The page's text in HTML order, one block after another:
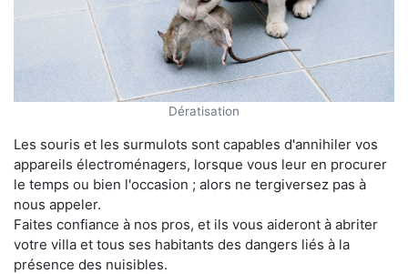
Dératisation
Les souris et les surmulots sont capables d'annihiler vos
appareils électroménagers, lorsque vous leur en procurer
le temps ou bien l'occasion ; alors ne tergiversez pas à
nous appeler.
Faites confiance à nos pros, et ils vous aideront à abriter
votre villa et tous ses habitants des dangers liés à la
présence des nuisibles.